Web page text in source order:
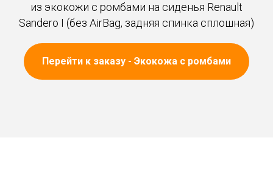
из экокожи с ромбами на сиденья Renault
Sandero I (без AirBag, задняя спинка сплошная)
Перейти к заказу - Экокожа с ромбами